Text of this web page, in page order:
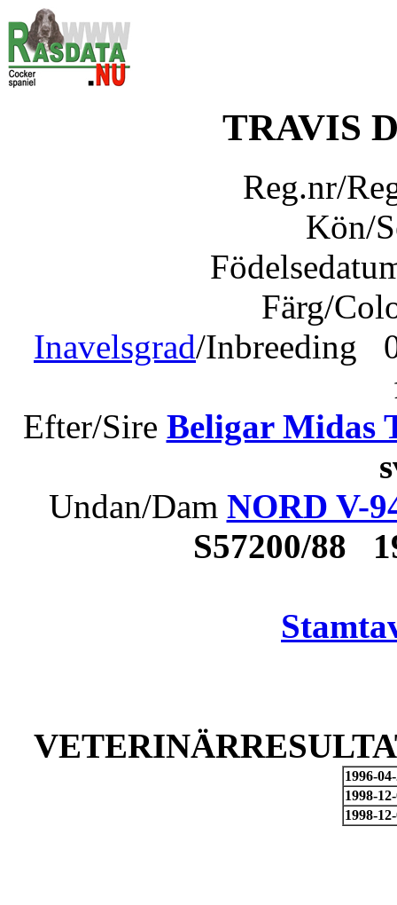
TRAVIS
Reg.nr/
Kön/
Färg/
Inavelsgrad/Inbreeding
Efter/Sire Beligar Midas
Undan/Dam NORD V-
S57200/88
1996-
1998-
1998-